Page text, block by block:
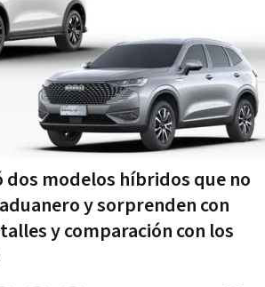
dos modelos híbridos que no
y sorprenden con
y comparación con los